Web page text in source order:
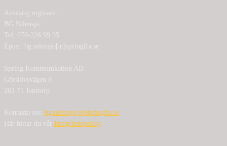
Ansvarig utgivare:
BG Nilensjö
Tel: 070-226 99 95
Epost: bg.nilensjo[at]springlfa.se
Spring Kommunikation AB
Görslövsvägen 8
263 71 Jonstorp
Kontakta oss: bg.nilensjo[at]springlfa.se
Här hittar du vår Integritetspolicy